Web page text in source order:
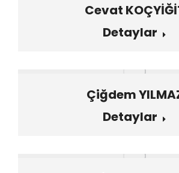
Cevat
Detaylar
Çiğdem
Detaylar